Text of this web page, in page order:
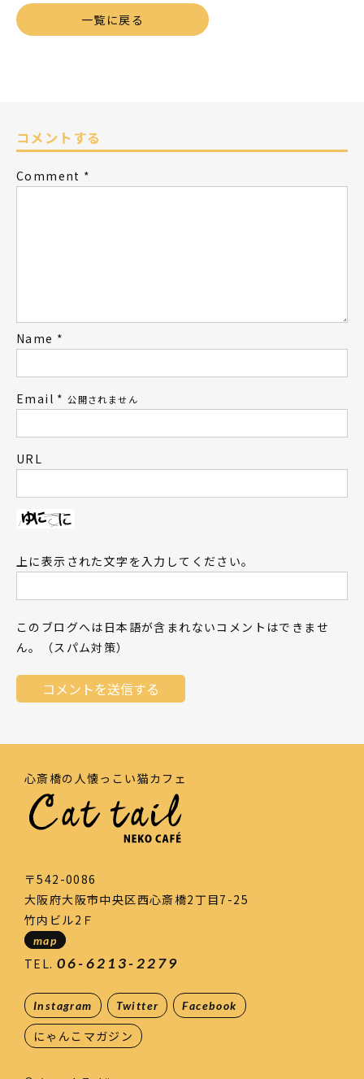
一覧に戻る
コメントする
Comment *
Name *
Email * 公開されません
URL
上に表示された文字を入力してください。
このブログへは日本語が含まれないコメントはできませ
ん。（スパム対策）
心斎橋の人懐っこい猫カフェ
〒542-0086
大阪府大阪市中央区西心斎橋2丁目7-25
竹内ビル2Ｆ
map
TEL. 06-6213-2279
Instagram Twitter Facebook
にゃんこマガジン